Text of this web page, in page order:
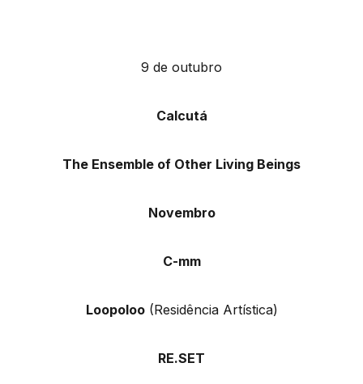
9 de outubro
Calcutá
The Ensemble of Other Living Beings
Novembro
C-mm
Loopoloo(Residência Artística)
RE.SET